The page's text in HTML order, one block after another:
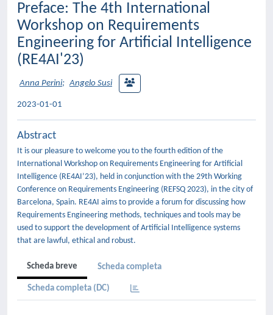
Preface: The 4th International
Workshop on Requirements
Engineering for Artificial Intelligence
(RE4AI'23)
Anna Perini; Angelo Susi
2023-01-01
Abstract
It is our pleasure to welcome you to the fourth edition of the
International Workshop on Requirements Engineering for Artificial
Intelligence (RE4AI’23), held in conjunction with the 29th Working
Conference on Requirements Engineering (REFSQ 2023), in the city of
Barcelona, Spain. RE4AI aims to provide a forum for discussing how
Requirements Engineering methods, techniques and tools may be
used to support the development of Artificial Intelligence systems
that are lawful, ethical and robust.
Scheda breve Scheda completa
Scheda completa (DC)